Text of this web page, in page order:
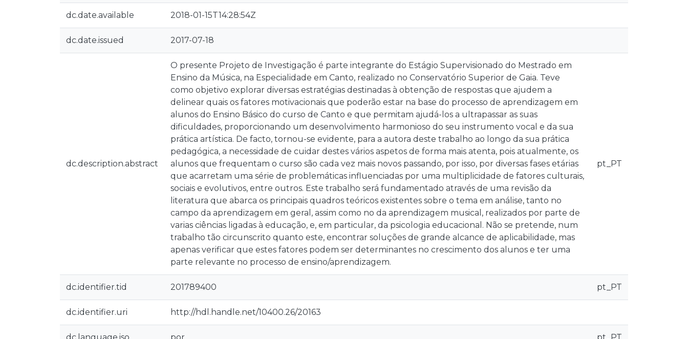
dc.date.available 2018-01-15T14:28:54Z
dc.date.issued 2017-07-18
dc.description.abstract
O presente Projeto de Investigação é parte integrante do Estágio Supervisionado do Mestrado em
Ensino da Música, na Especialidade em Canto, realizado no Conservatório Superior de Gaia. Teve
como objetivo explorar diversas estratégias destinadas à obtenção de respostas que ajudem a
delinear quais os fatores motivacionais que poderão estar na base do processo de aprendizagem em
alunos do Ensino Básico do curso de Canto e que permitam ajudá-los a ultrapassar as suas
dificuldades, proporcionando um desenvolvimento harmonioso do seu instrumento vocal e da sua
prática artística. De facto, tornou-se evidente, para a autora deste trabalho ao longo da sua prática
pedagógica, a necessidade de cuidar destes vários aspetos de forma mais atenta, pois atualmente, os
alunos que frequentam o curso são cada vez mais novos passando, por isso, por diversas fases etárias
que acarretam uma série de problemáticas influenciadas por uma multiplicidade de fatores culturais,
sociais e evolutivos, entre outros. Este trabalho será fundamentado através de uma revisão da
literatura que abarca os principais quadros teóricos existentes sobre o tema em análise, tanto no
campo da aprendizagem em geral, assim como no da aprendizagem musical, realizados por parte de
varias ciências ligadas à educação, e, em particular, da psicologia educacional. Não se pretende, num
trabalho tão circunscrito quanto este, encontrar soluções de grande alcance de aplicabilidade, mas
apenas verificar que estes fatores podem ser determinantes no crescimento dos alunos e ter uma
parte relevante no processo de ensino/aprendizagem.
pt_PT
dc.identifier.tid 201789400 pt_PT
dc.identifier.uri http://hdl.handle.net/10400.26/20163